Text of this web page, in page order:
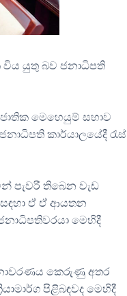
විය යුතු බව ජනාධිපති
ජාතික මෙහෙයුම් සභාව
කාර්යාලයේදී රැස්
පැවරී තිබෙන වැඩ
ඒ ඒ ආයතන
මෙහිදී
කෙරුණු අතර
පිළිබඳවද මෙහිදී